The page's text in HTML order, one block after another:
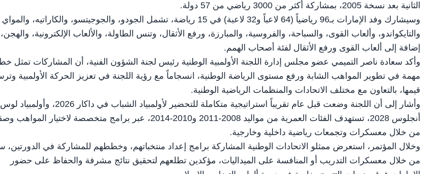
الثانية بعد نسخة 2005، بمشاركة أكثر من 3000 رياضي من 57 دولة.
وسيشارك وفد الإمارات بـ96 رياضياً (64 لاعباً و32 لاعبة) في 15 رياضة، تشمل الجودو، والجوجيتسو، والكاراتيه،
والتايكواندو، وألعاب القوى، والسباحة، والفروسية، والمبارزة، ورفع الأثقال، وتنس الطاولة، والألعاب الإلكترونية، والهجن،
إضافة إلى ألعاب القوى ورفع الأثقال لفئة أصحاب الهمم.
وأكد سعادة ناصر التميمي عضو مجلس إدارة اللجنة الأولمبية الوطنية رئيس لجنة الشؤون الفنية، أن المشاركات تمثل
مهمة في تطوير المواهب الشابة ورفع مستوى الرياضة الوطنية، انسجاماً مع رؤية اللجنة في تعزيز الحركة الأولمبية
قيمها، بالتعاون مع مختلف الاتحادات والمنظمات الرياضية الوطنية.
وأشار إلى أن اللجنة وضعت قبل عام تقريباً استراتيجية متكاملة للتحضير لأولمبياد الشباب في داكار 2026، وأولمبياد لوس
أنجلوس 2028، تستهدف الفئات العمرية من مواليد 2008-2011 و2010-2014، عبر برامج متخصصة لاختيار
من خلال معسكرات وتجمعات رياضية داخلية وخارجية.
وخلال المؤتمر، استعرض ممثلو الاتحادات الوطنية المشاركة برامج إعداد منتخباتهم، وخططهم للمشاركة في الدورتين،
من خلال معسكرات التدريب أو المنافسة على الميداليات، مؤكدين تطلعهم لتحقيق نتائج مشرفة والحفاظ على حضور